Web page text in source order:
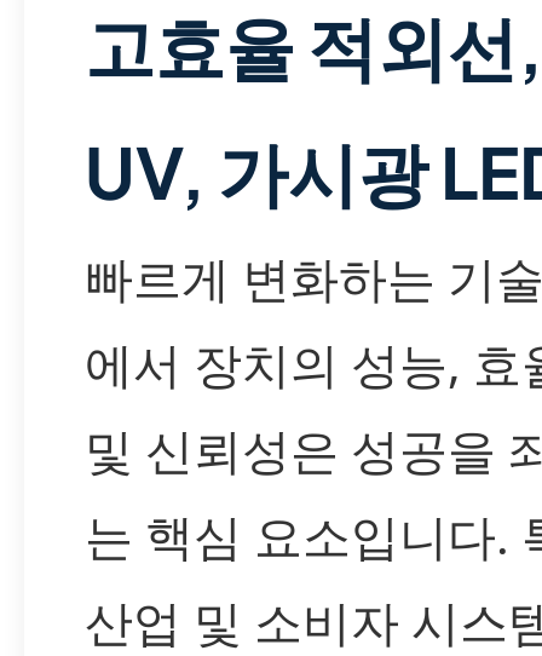
고효율 적외선,
UV, 가시광
빠르게 변화하는 기
에서 장치의 성능, 효
및 신뢰성은 성공을
는 핵심 요소입니다.
산업 및 소비자 시스